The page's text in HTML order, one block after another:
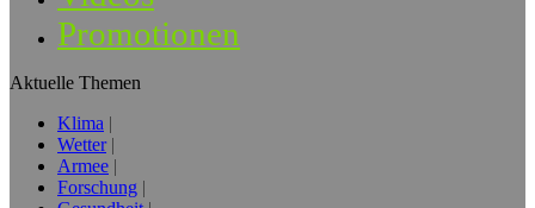
Promotionen
Aktuelle Themen
Klima
Wetter
Armee
Forschung